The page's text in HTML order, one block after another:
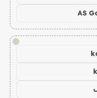
!